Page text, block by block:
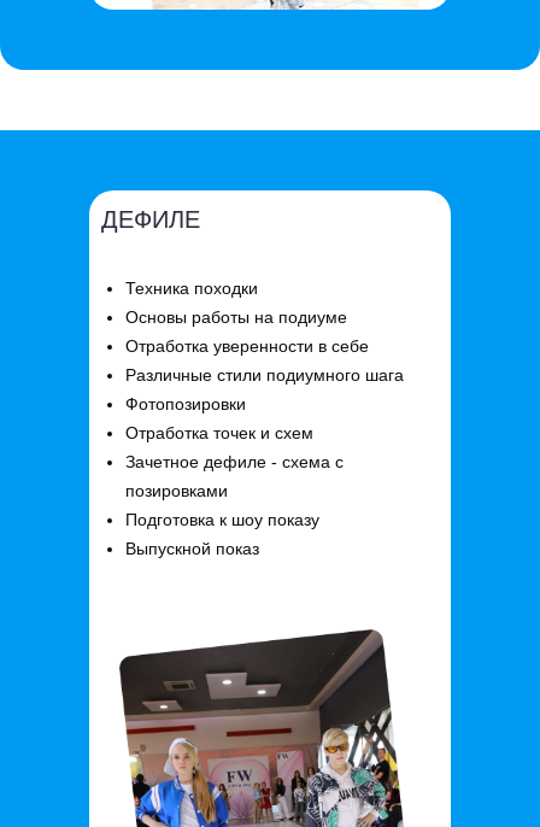
ДЕФИЛЕ
Техника походки
Основы работы на подиуме
Отработка уверенности в себе
Различные стили подиумного шага
Фотопозировки
Отработка точек и схем
Зачетное дефиле - схема с
позировками
Подготовка к шоу показу
Выпускной показ